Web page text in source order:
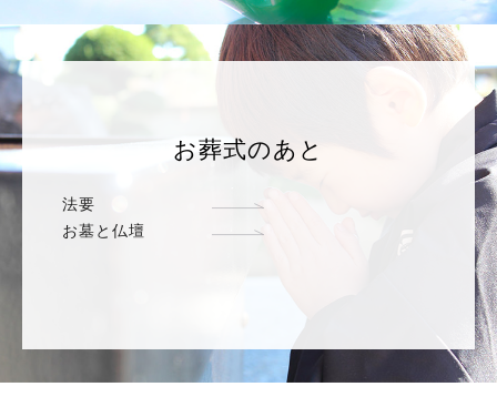
お葬式のあと
法要
お墓と仏壇